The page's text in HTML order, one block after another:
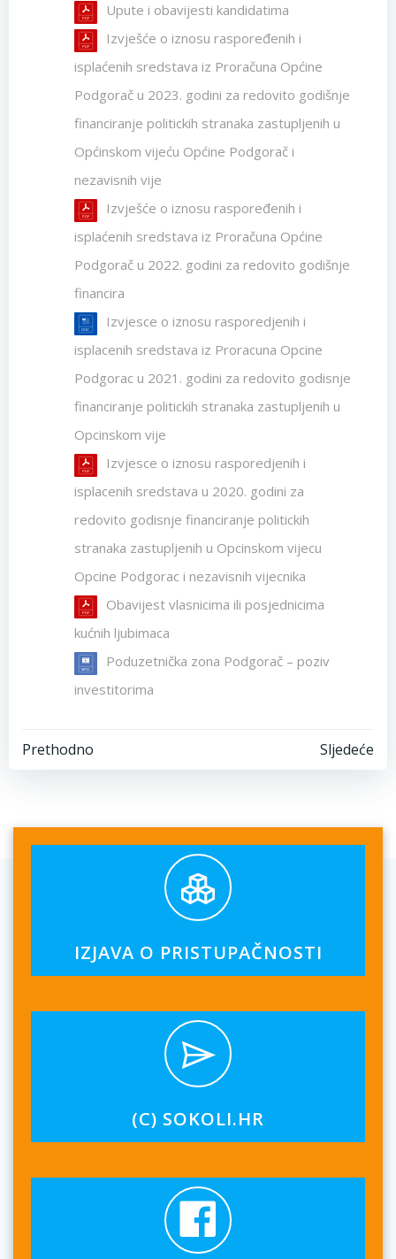
Upute i obavijesti kandidatima
Izvješće o iznosu raspoređenih i
isplaćenih sredstava iz Proračuna Općine
Podgorač u 2023. godini za redovito godišnje
financiranje politickih stranaka zastupljenih u
Općinskom vijeću Općine Podgorač i
nezavisnih vije
Izvješće o iznosu raspoređenih i
isplaćenih sredstava iz Proračuna Općine
Podgorač u 2022. godini za redovito godišnje
financira
Izvjesce o iznosu rasporedjenih i
isplacenih sredstava iz Proracuna Opcine
Podgorac u 2021. godini za redovito godisnje
financiranje politickih stranaka zastupljenih u
Opcinskom vije
Izvjesce o iznosu rasporedjenih i
isplacenih sredstava u 2020. godini za
redovito godisnje financiranje politickih
stranaka zastupljenih u Opcinskom vijecu
Opcine Podgorac i nezavisnih vijecnika
Obavijest vlasnicima ili posjednicima
kućnih ljubimaca
Poduzetnička zona Podgorač – poziv
investitorima
Post
Prethodno
Post
Sljedeće
IZJAVA O PRISTUPAČNOSTI
(C) SOKOLI.HR